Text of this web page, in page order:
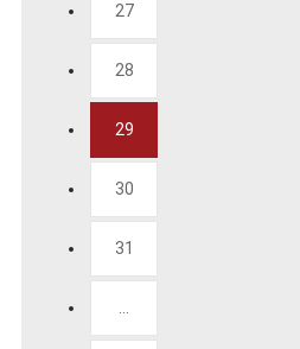
27
28
29
30
31
...